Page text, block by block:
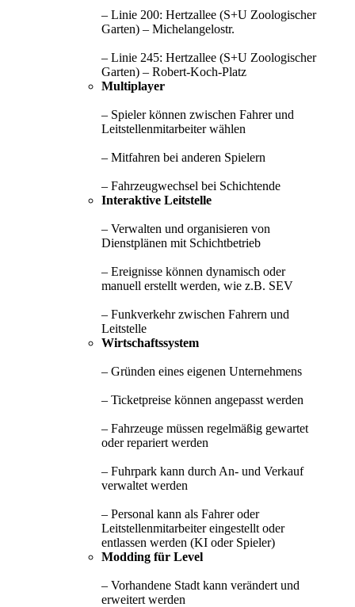
– Linie 200: Hertzallee (S+U Zoologischer
Garten) – Michelangelostr.
– Linie 245: Hertzallee (S+U Zoologischer
Garten) – Robert-Koch-Platz
Multiplayer
– Spieler können zwischen Fahrer und
Leitstellenmitarbeiter wählen
– Mitfahren bei anderen Spielern
– Fahrzeugwechsel bei Schichtende
Interaktive Leitstelle
– Verwalten und organisieren von
Dienstplänen mit Schichtbetrieb
– Ereignisse können dynamisch oder
manuell erstellt werden, wie z.B. SEV
– Funkverkehr zwischen Fahrern und
Leitstelle
Wirtschaftssystem
– Gründen eines eigenen Unternehmens
– Ticketpreise können angepasst werden
– Fahrzeuge müssen regelmäßig gewartet
oder repariert werden
– Fuhrpark kann durch An- und Verkauf
verwaltet werden
– Personal kann als Fahrer oder
Leitstellenmitarbeiter eingestellt oder
entlassen werden (KI oder Spieler)
Modding für Level
– Vorhandene Stadt kann verändert und
erweitert werden